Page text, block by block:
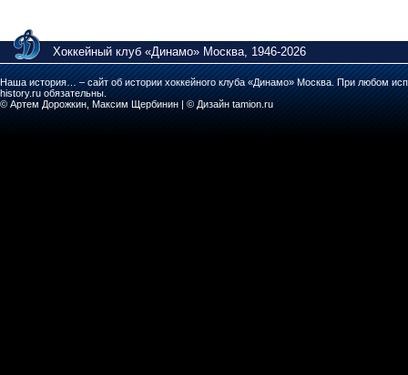
Хоккейный клуб «Динамо» Москва, 1946-2026
Наша история… – сайт об истории хоккейного клуба «Динамо» Москва. При любом
history.ru обязательны.
© Артем Дорожкин, Максим Щербинин | © Дизайн tamion.ru